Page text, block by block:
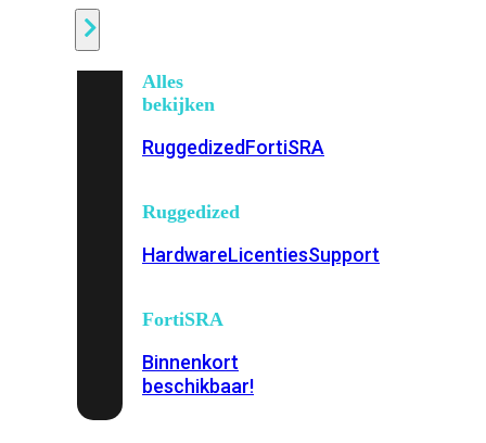
Alles
bekijken
RuggedizedFortiSRA
Ruggedized
HardwareLicentiesSupport
FortiSRA
Binnenkort
beschikbaar!